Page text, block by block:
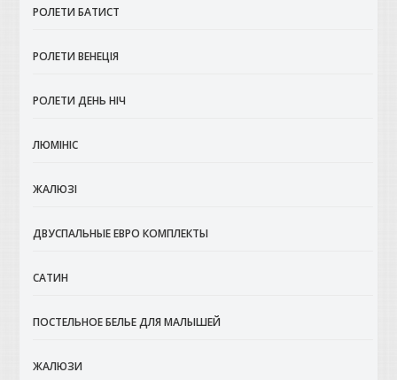
РОЛЕТИ БАТИСТ
РОЛЕТИ ВЕНЕЦІЯ
РОЛЕТИ ДЕНЬ НІЧ
ЛЮМІНІС
ЖАЛЮЗІ
ДВУСПАЛЬНЫЕ ЕВРО КОМПЛЕКТЫ
САТИН
ПОСТЕЛЬНОЕ БЕЛЬЕ ДЛЯ МАЛЫШЕЙ
ЖАЛЮЗИ